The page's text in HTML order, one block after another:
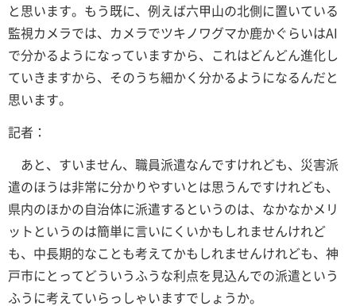
と思います。もう既に、例えば六甲山の北側に置いている
監視カメラでは、カメラでツキノワグマか鹿かぐらいはAI
で分かるようになっていますから、これはどんどん進化し
ていきますから、そのうち細かく分かるようになるんだと
思います。
記者：
あと、すいません、職員派遣なんですけれども、災害派
遣のほうは非常に分かりやすいとは思うんですけれども、
県内のほかの自治体に派遣するというのは、なかなかメリ
ットというのは簡単に言いにくいかもしれませんけれど
も、中長期的なことも考えてかもしれませんけれども、神
戸市にとってどういうふうな利点を見込んでの派遣という
ふうに考えていらっしゃいますでしょうか。